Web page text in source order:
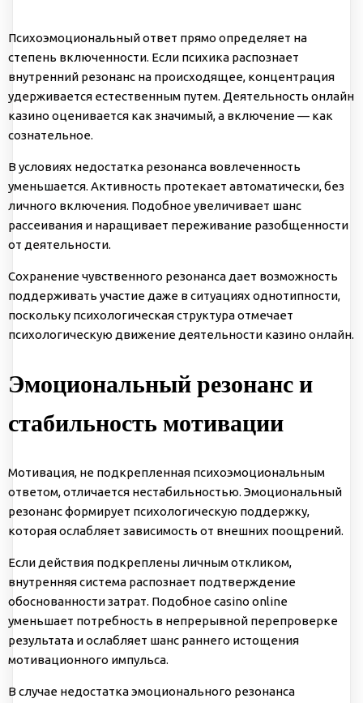
Психоэмоциональный ответ прямо определяет на
степень включенности. Если психика распознает
внутренний резонанс на происходящее, концентрация
удерживается естественным путем. Деятельность онлайн
казино оценивается как значимый, а включение — как
сознательное.
В условиях недостатка резонанса вовлеченность
уменьшается. Активность протекает автоматически, без
личного включения. Подобное увеличивает шанс
рассеивания и наращивает переживание разобщенности
от деятельности.
Сохранение чувственного резонанса дает возможность
поддерживать участие даже в ситуациях однотипности,
поскольку психологическая структура отмечает
психологическую движение деятельности казино онлайн.
Эмоциональный резонанс и
стабильность мотивации
Мотивация, не подкрепленная психоэмоциональным
ответом, отличается нестабильностью. Эмоциональный
резонанс формирует психологическую поддержку,
которая ослабляет зависимость от внешних поощрений.
Если действия подкреплены личным откликом,
внутренняя система распознает подтверждение
обоснованности затрат. Подобное casino online
уменьшает потребность в непрерывной перепроверке
результата и ослабляет шанс раннего истощения
мотивационного импульса.
В случае недостатка эмоционального резонанса